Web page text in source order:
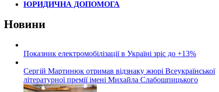
ЮРИДИЧНА ДОПОМОГА
Новини
Показник електромобілізації в Україні зріс до +13%
Сергій Мартинюк отримав відзнаку жюрі Всеукраїнської
літературної премії імені Михайла Слабошпицького